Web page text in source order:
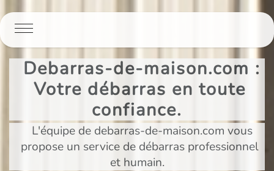
Debarras-de-maison.com :
Votre débarras en toute
confiance.
L'équipe de debarras-de-maison.com vous
propose un service de débarras professionnel
et humain.